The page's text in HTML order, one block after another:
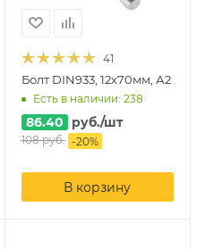
41
Болт DIN933, 12х70мм, А2
Есть в наличии: 238
86.40 руб./шт
108руб. -20%
В корзину